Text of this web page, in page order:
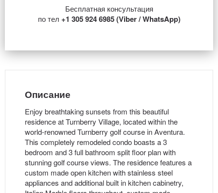
Бесплатная консультация
по тел +1 305 924 6985 (Viber / WhatsApp)
Описание
Enjoy breathtaking sunsets from this beautiful
residence at Turnberry Village, located within the
world-renowned Turnberry golf course in Aventura.
This completely remodeled condo boasts a 3
bedroom and 3 full bathroom split floor plan with
stunning golf course views. The residence features a
custom made open kitchen with stainless steel
appliances and additional built in kitchen cabinetry,